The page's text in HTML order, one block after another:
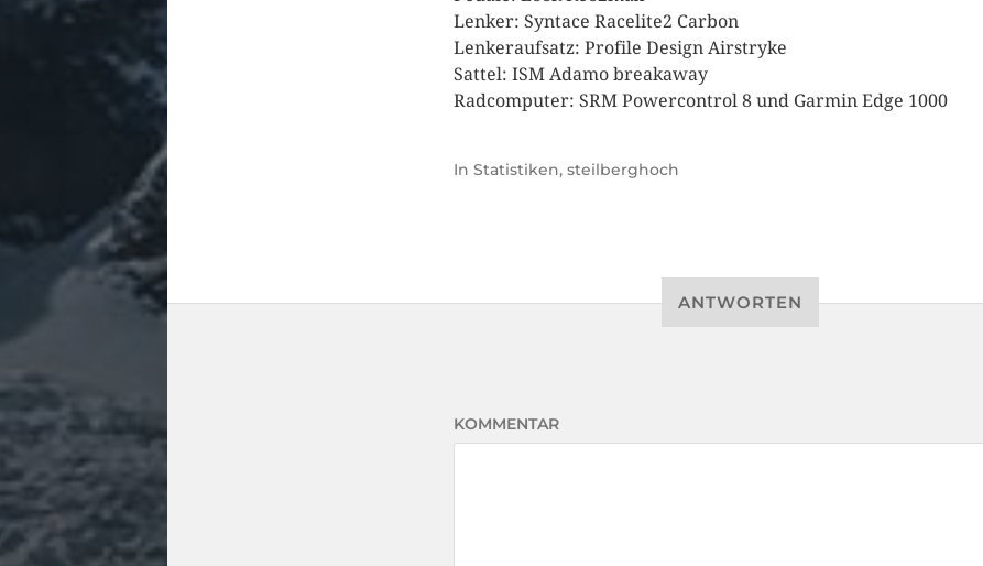
Lenker: Syntace Racelite2 Carbon
Lenkeraufsatz: Profile Design Airstryke
Sattel: ISM Adamo breakaway
Radcomputer: SRM Powercontrol 8 und Garmin Edge 1000
In Statistiken, steilberghoch
ANTWORTEN
KOMMENTAR